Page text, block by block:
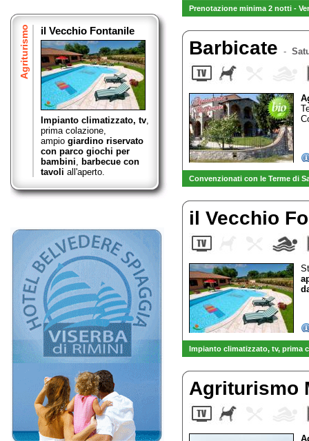
Agriturismo il Vecchio Fontanile
Impianto climatizzato, tv,
prima colazione,
ampio giardino riservato
con parco giochi per
bambini, barbecue con
tavoli all'aperto.
Prenotazione minima 2 notti -
Barbicate -
Convenzionati con le Terme di
il Vecchio
Impianto climatizzato, tv, prima
Agriturismo